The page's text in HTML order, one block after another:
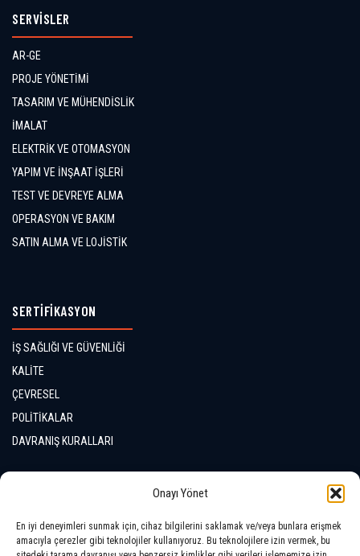
Onayı Yönet
En iyi deneyimleri sunmak için, cihaz bilgilerini saklamak ve/veya bunlara erişmek
amacıyla çerezler gibi teknolojiler kullanıyoruz. Bu teknolojilere izin vermek, bu
SERVİSLER
AR-GE
PROJE YÖNETİMİ
TASARIM VE MÜHENDİSLİK
İMALAT
ELEKTRİK VE OTOMASYON
YAPIM VE İNŞAAT İŞLERİ
TEST VE DEVREYE ALMA
OPERASYON VE BAKIM
SATIN ALMA VE LOJİSTİK
SERTİFİKASYON
İŞ SAĞLIĞI VE GÜVENLİĞİ
KALİTE
ÇEVRESEL
POLİTİKALAR
DAVRANIŞ KURALLARI
LOKASYONLAR